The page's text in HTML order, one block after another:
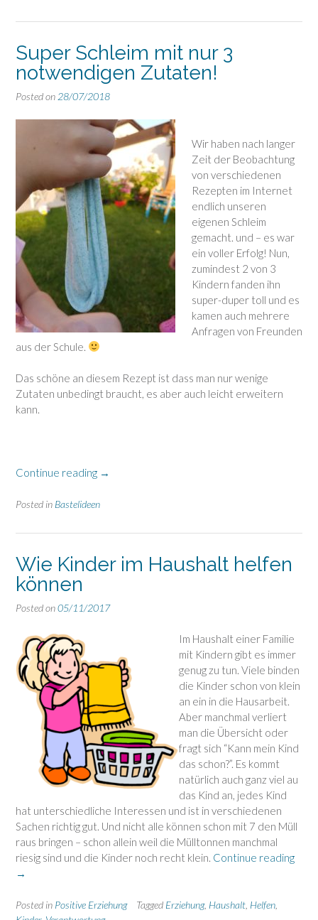
Super Schleim mit nur 3
notwendigen Zutaten!
Posted on 28/07/2018
Wir haben nach langer
Zeit der Beobachtung
von verschiedenen
Rezepten im Internet
endlich unseren
eigenen Schleim
gemacht. und – es war
ein voller Erfolg! Nun,
zumindest 2 von 3
Kindern fanden ihn
super-duper toll und es
kamen auch mehrere
Anfragen von Freunden
aus der Schule.
Das schöne an diesem Rezept ist dass man nur wenige
Zutaten unbedingt braucht, es aber auch leicht erweitern
kann.
Continue reading “Super
mit
3
Zutaten!”
→
Posted in Bastelideen
Wie Kinder im Haushalt helfen
können
Posted on05/11/2017
Im Haushalt einer Familie
mit Kindern gibt es immer
genug zu tun. Viele binden
die Kinder schon von klein
an ein in die Hausarbeit.
Aber manchmal verliert
man die Übersicht oder
fragt sich “Kann mein Kind
das schon?”. Es kommt
natürlich auch ganz viel au
das Kind an, jedes Kind
hat unterschiedliche Interessen und ist in verschiedenen
Sachen richtig gut. Und nicht alle können schon mit 7 den Müll
raus bringen – schon allein weil die Mülltonnen manchmal
riesig sind und die Kinder noch recht klein. Continue reading“Wie
→
Posted in Positive Erziehung Tagged Erziehung, Haushalt Helfen